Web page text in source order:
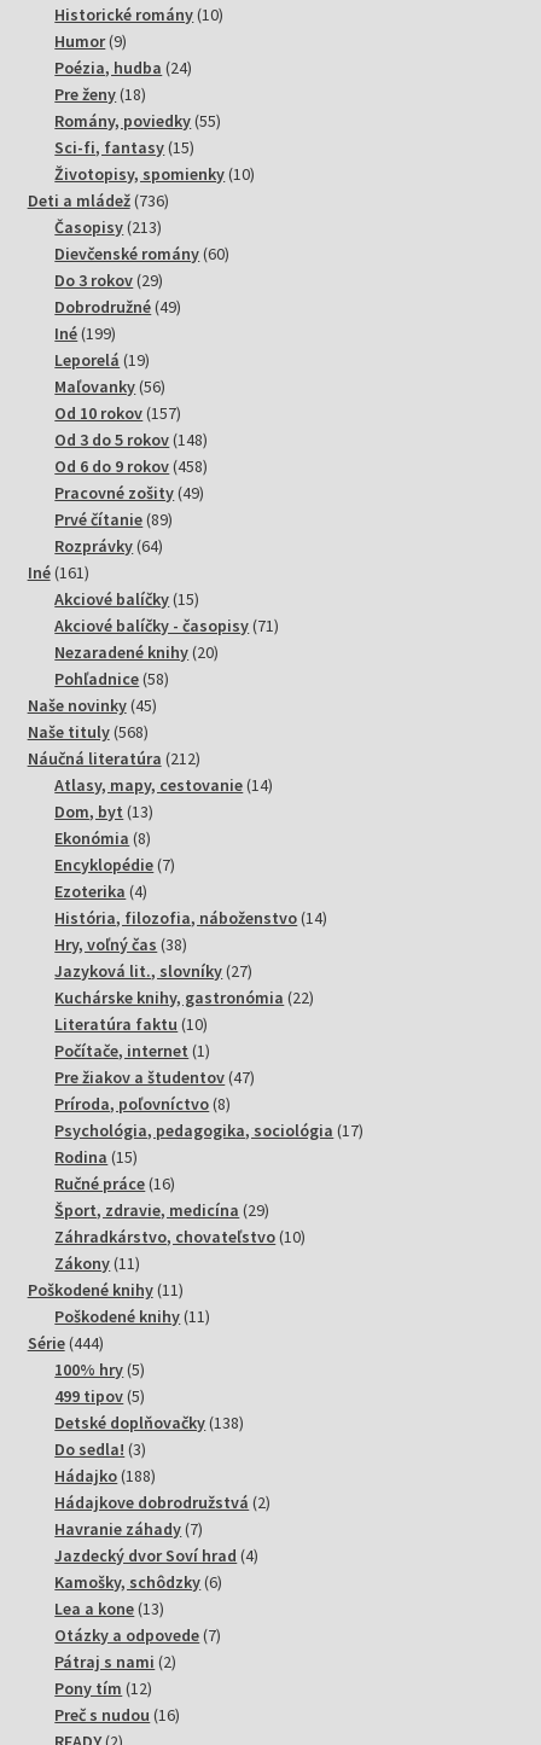
Historické romány 1010
Humor 99
produktov
Poézia, hudba 2424
Pre ženy 1818
produktov
Romány, poviedky 5555
Sci-fi, fantasy 1515
produktov
Životopisy, spomienky 1010
Deti a mládež 736736
Časopisy 213213
produktov
Dievčenské romány 6060
Do 3 rokov 2929
produktov
Dobrodružné 4949
Iné 199199
produktov
Leporelá 1919
produktov
Maľovanky 5656
produktov
Od 10 rokov 157157
produktov
Od 3 do 5 rokov 148148
produktov
Od 6 do 9 rokov 458458
produktov
Pracovné zošity 4949
Prvé čítanie 8989
Rozprávky 6464
Iné 161161
produktov
Akciové balíčky 1515
produktov
Akciové balíčky - časopisy 7171
Nezaradené knihy 2020
Pohľadnice 5858
Naše novinky 4545
Naše tituly 568568
produktov
Náučná literatúra 212212
produktov
Atlasy, mapy, cestovanie 1414
Dom, byt 1313
produktov
Ekonómia 88
produktov
Encyklopédie 77
Ezoterika 44
produkty
História, filozofia, náboženstvo 1414
Hry, voľný čas 3838
produktov
Jazyková lit., slovníky 2727
produktov
Kuchárske knihy, gastronómia 2222
Literatúra faktu 1010
produktov
Počítače, internet 11
produkt
Pre žiakov a študentov 4747
Príroda, poľovníctvo 88
produktov
Psychológia, pedagogika, sociológia 1717
Rodina 1515
produktov
Ručné práce 1616
produktov
Šport, zdravie, medicína 2929
produktov
Záhradkárstvo, chovateľstvo 1010
Zákony 1111
produktov
Poškodené knihy 1111
produktov
Poškodené knihy 1111
Série 444444
produktov
100% hry 55
produktov
499 tipov 55
produktov
Detské doplňovačky 138138
Do sedla! 33
produkty
Hádajko 188188
produktov
Hádajkove dobrodružstvá 22
Havranie záhady 77
produktov
Jazdecký dvor Soví hrad 44
Kamošky, schôdzky 66
Lea a kone 1313
produktov
Otázky a odpovede 77
Pátraj s nami 22
Pony tím 1212
produktov
Preč s nudou 1616
2